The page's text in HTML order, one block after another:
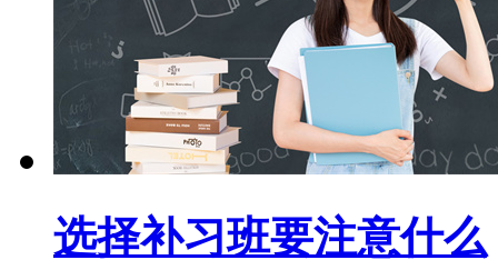
选择补习班要注意什么